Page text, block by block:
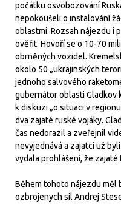
počátku osvobozování
nepokoušeli o instalování
oblastmi. Rozsah nájezdu i
ověřit. Hovoří se o 10-70
obrněných vozidel.
okolo 50 „ukrajinských
jednoho salvového
gubernátor oblasti Gladkov
k diskuzi „o situaci v
dva zajaté ruské vojáky.
čas nedorazil a zveřejnil
nevyjednává a zajatci už
vydala prohlášení, že zajaté
Během tohoto nájezdu měl
ozbrojenych sil Andrej